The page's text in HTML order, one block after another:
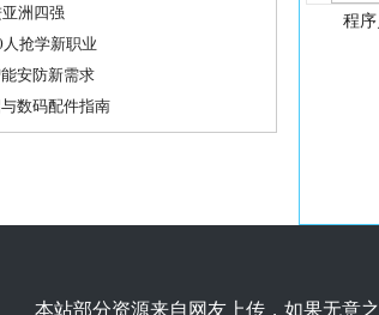
洲四强
抢学新职业
安防新需求
数码配件指南
程
本站部分资源来自网友上传，如果无意